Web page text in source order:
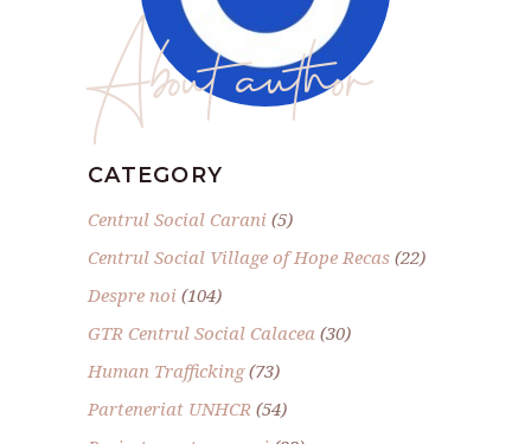
About author
CATEGORY
Centrul Social Carani (5)
Centrul Social Village of Hope Recas (22)
Despre noi (104)
GTR Centrul Social Calacea (30)
Human Trafficking(73)
Parteneriat UNHCR (54)